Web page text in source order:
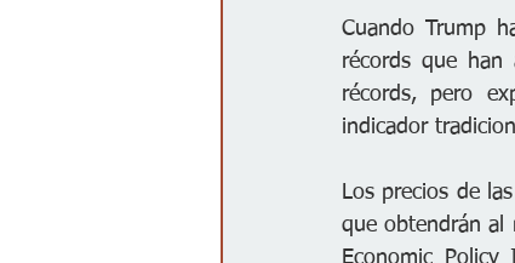
Cuando Trump
récords que han
récords, pero
indicador
Los precios de
que obtendrán al
Economic